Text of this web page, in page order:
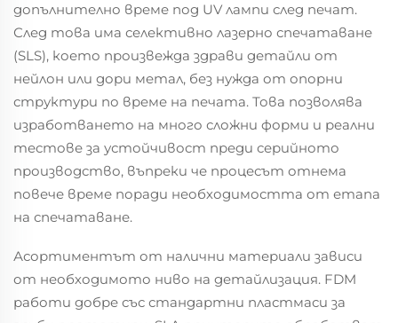
допълнително време под UV лампи след печат.
След това има селективно лазерно спечатаване
(SLS), което произвежда здрави детайли от
нейлон или дори метал, без нужда от опорни
структури по време на печата. Това позволява
изработването на много сложни форми и реални
тестове за устойчивост преди серийното
производство, въпреки че процесът отнема
повече време поради необходимостта от етапа
на спечатаване.
Асортиментът от налични материали зависи
от необходимото ниво на детайлизация. FDM
работи добре със стандартни пластмаси за